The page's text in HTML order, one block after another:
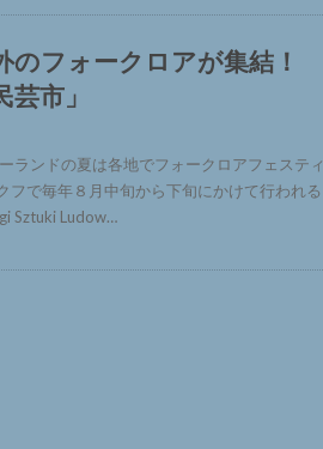
のフォークロアが集結！
市」
ランドの夏は各地でフォークロアフェスティ
フで毎年８月中旬から下旬にかけて行われる
Sztuki Ludow…